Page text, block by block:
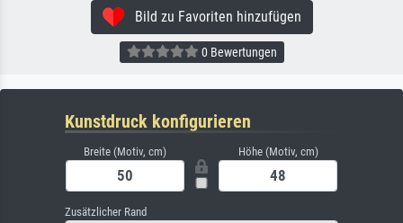
Bild zu Favoriten hinzufügen
0 Bewertungen
Kunstdruck konfigurieren
Breite (Motiv, cm) Höhe (Motiv, cm)
Zusätzlicher Rand